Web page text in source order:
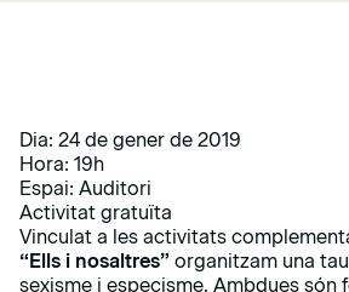
Dia: 24 de gener de 2019
Hora: 19h
Espai: Auditori
Activitat gratuïta
Vinculat a les activitats
“Ells i nosaltres” organitzam una
sexisme i especisme. Ambdues són